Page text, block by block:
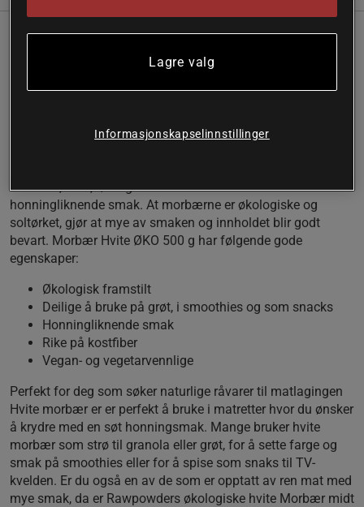
soltørkede morbær med søt honningsmak. Morbærne er
Økologisk, soltørket morbær med gode egenskaper
som hvit, rosa, rød og svart. Hvite morbær har en
honningliknende smak. At morbærne er økologiske og
soltørket, gjør at mye av smaken og innholdet blir godt
bevart. Morbær Hvite ØKO 500 g har følgende gode
egenskaper:
Økologisk framstilt
Deilige å bruke på grøt, i smoothies og som snacks
Honningliknende smak
Rike på kostfiber
Vegan- og vegetarvennlige
Perfekt for deg som søker naturlige råvarer til matlagingen
Hvite morbær er er perfekt å bruke i matretter hvor du ønsker
å krydre med en søt honningsmak. Mange bruker hvite
morbær som strø til granola eller grøt, for å sette farge og
smak på smoothies eller for å spise som snaks til TV-
kvelden. Er du også en av de som er opptatt av ren mat med
mye smak, da er Rawpowders økologiske hvite Morbær midt
Lagre valg
Informasjonskapselinnstillinger